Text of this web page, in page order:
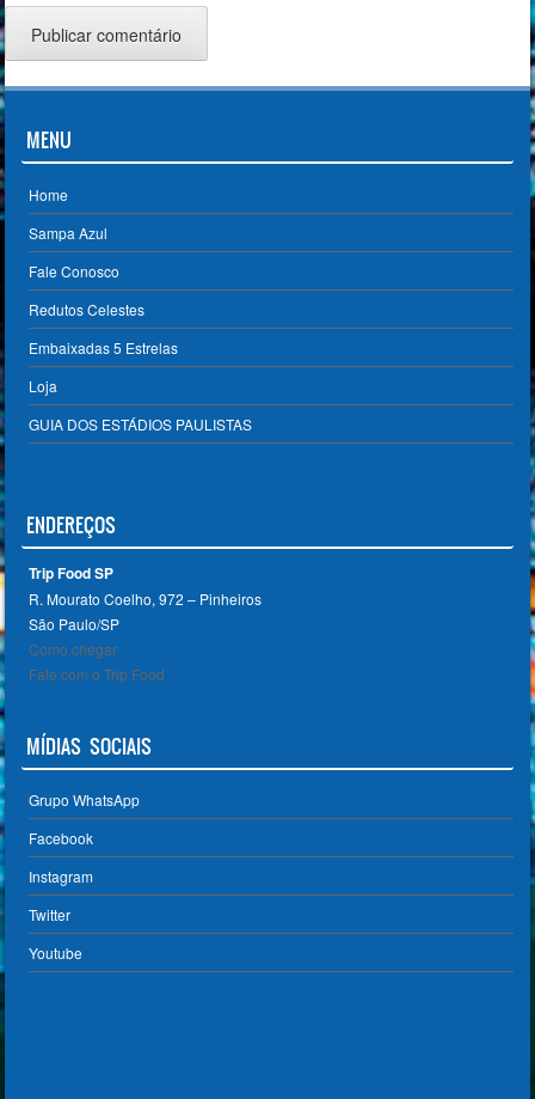
MENU
Home
Sampa Azul
Fale Conosco
Redutos Celestes
Embaixadas 5 Estrelas
Loja
GUIA DOS ESTÁDIOS PAULISTAS
ENDEREÇOS
Trip Food SP
R. Mourato Coelho, 972 – Pinheiros
São Paulo/SP ‎
Como chegar
Fale com o Trip Food
MÍDIAS SOCIAIS
Grupo WhatsApp
Facebook
Instagram
Twitter
Youtube